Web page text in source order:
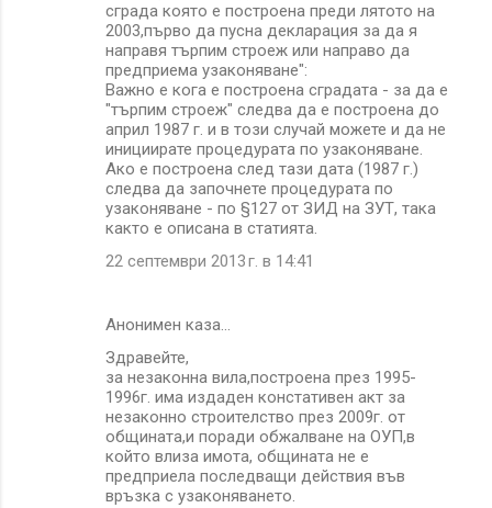
сграда която е построена преди лятото на
2003,първо да пусна декларация за да я
направя търпим строеж или направо да
предприема узаконяване":
Важно е кога е построена сградата - за да е
"търпим строеж" следва да е построена до
април 1987 г. и в този случай можете и да не
инициирате процедурата по узаконяване.
Ако е построена след тази дата (1987 г.)
следва да започнете процедурата по
узаконяване - по §127 от ЗИД на ЗУТ, така
както е описана в статията.
22 септември 2013 г. в 14:41
Анонимен каза…
Здравейте,
за незаконна вила,построена през 1995-
1996г. има издаден констативен акт за
незаконно строителство през 2009г. от
общината,и поради обжалване на ОУП,в
който влиза имота, общината не е
предприела последващи действия във
връзка с узаконяването.